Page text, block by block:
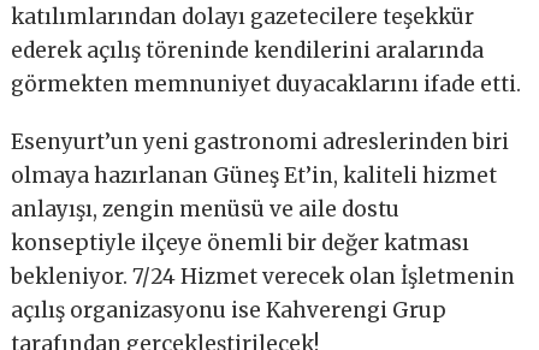
katılımlarından dolayı gazetecilere teşekkür
ederek açılış töreninde kendilerini aralarında
görmekten memnuniyet duyacaklarını ifade etti.
Esenyurt’un yeni gastronomi adreslerinden biri
olmaya hazırlanan Güneş Et’in, kaliteli hizmet
anlayışı, zengin menüsü ve aile dostu
konseptiyle ilçeye önemli bir değer katması
bekleniyor. 7/24 Hizmet verecek olan İşletmenin
açılış organizasyonu ise Kahverengi Grup
tarafından gerçekleştirilecek!